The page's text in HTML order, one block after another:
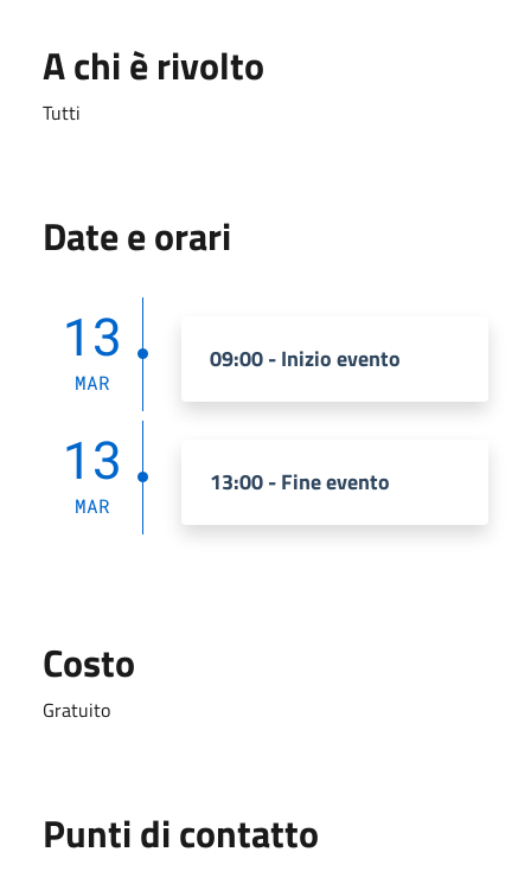
A chi è rivolto
Tutti
Date e orari
13
MAR
09:00 - Inizio evento
13
MAR
13:00 - Fine evento
Costo
Gratuito
Punti di contatto